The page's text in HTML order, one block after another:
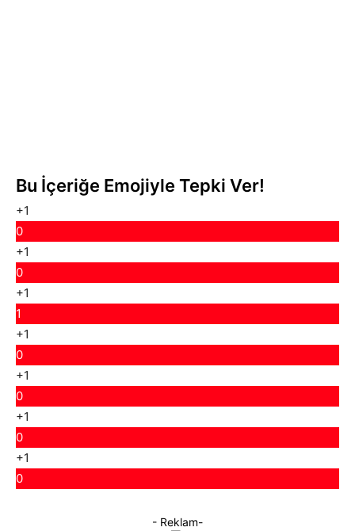
Bu İçeriğe Emojiyle Tepki Ver!
+1
0
+1
0
+1
1
+1
0
+1
0
+1
0
+1
0
- Reklam-